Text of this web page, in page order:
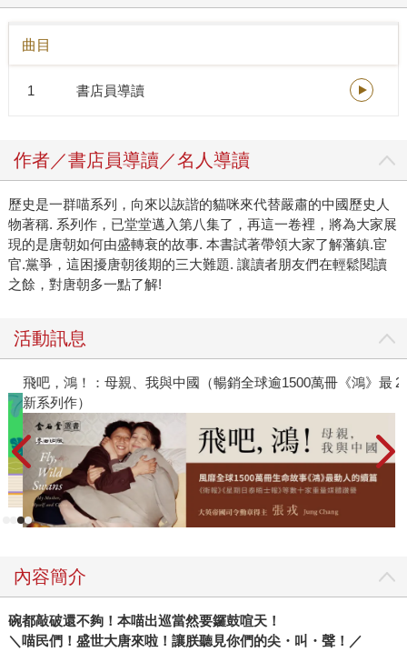
曲目
1 書店員導讀
作者／書店員導讀／名人導讀
歷史是一群喵系列，向來以詼諧的貓咪來代替嚴肅的中國歷史人
物著稱. 系列作，已堂堂邁入第八集了，再這一卷裡，將為大家展
現的是唐朝如何由盛轉衰的故事. 本書試著帶領大家了解藩鎮.宦
官.黨爭，這困擾唐朝後期的三大難題. 讓讀者朋友們在輕鬆閱讀
之餘，對唐朝多一點了解!
活動訊息
飛吧，鴻！：母親、我與中國（暢銷全球逾1500萬冊《鴻》最
新系列作）
內容簡介
碗都敲破還不夠！本喵出巡當然要鑼鼓喧天！
＼ 喵民們！盛世大唐來啦！讓朕聽見你們的尖・叫・聲！ ／